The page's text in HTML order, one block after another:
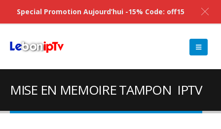
MISE EN MEMOIRE TAMPON IPTV
Special Promotion Aujourd’hui -15% Code: off15